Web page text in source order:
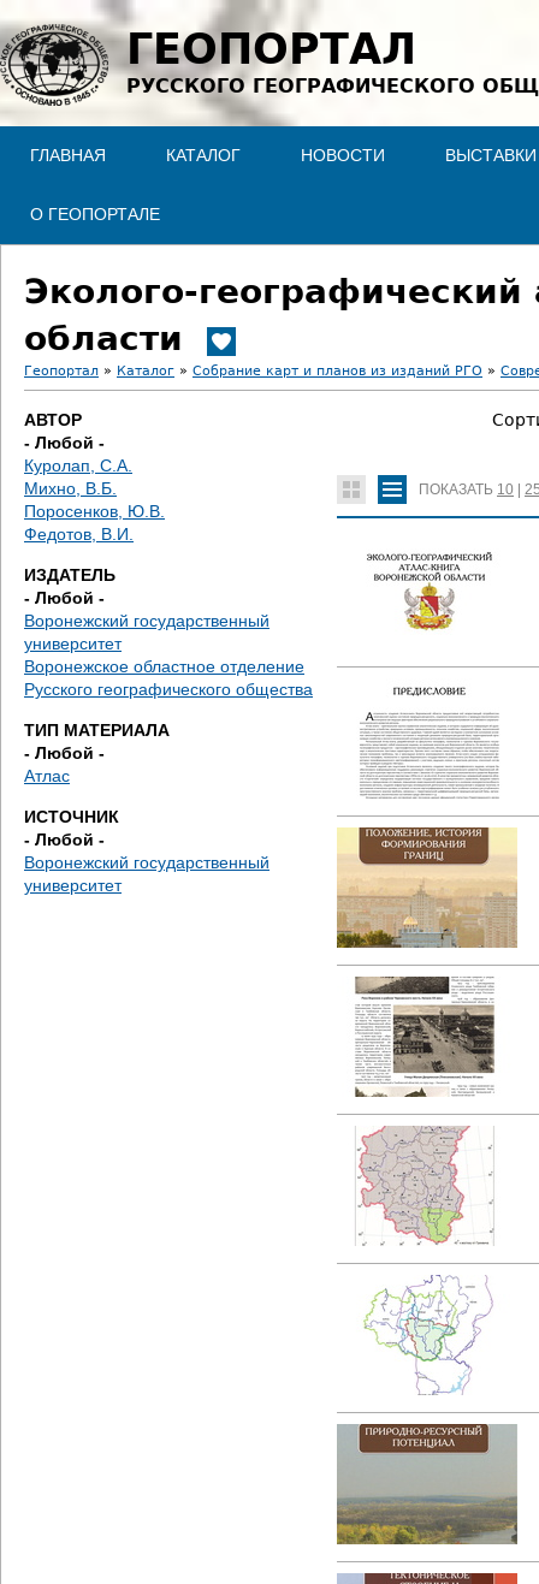
Jump to navigation
ГЕОПОРТАЛ
РУССКОГО ГЕОГРАФИЧЕСКОГО
ГЛАВНАЯ КАТАЛОГ НОВОСТИ ВЫСТАВКИ
О ГЕОПОРТАЛЕ
Эколого-
области
В
ы
з
д
е
с
ь
Геопортал » Каталог » Собрание карт и планов из изданий РГО »
АВТОР
- Любой -
Куролап, С.А.
Михно, В.Б.
Поросенков, Ю.В.
Федотов, В.И.
ИЗДАТЕЛЬ
- Любой -
Воронежский государственный
университет
Воронежское областное отделение
Русского географического общества
ТИП МАТЕРИАЛА
- Любой -
Атлас
ИСТОЧНИК
- Любой -
Воронежский государственный
университет
ПОКАЗАТЬ 10